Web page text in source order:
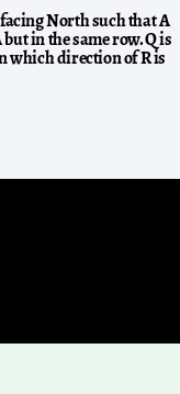
North such that A
in the same row. Q is
which direction of R is